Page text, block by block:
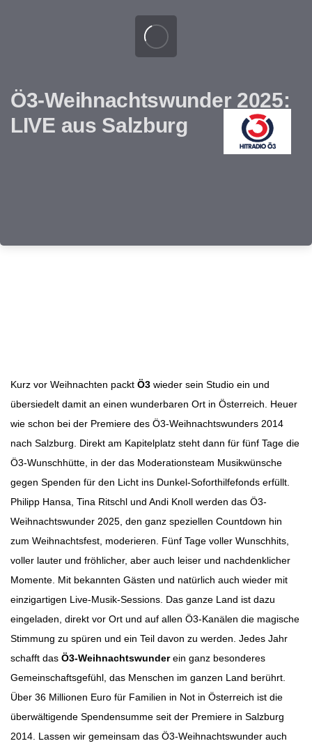
Ö3-Weihnachtswunder 2025:
LIVE aus Salzburg
Kurz vor Weihnachten packt Ö3 wieder sein Studio ein und
übersiedelt damit an einen wunderbaren Ort in Österreich. Heuer
wie schon bei der Premiere des Ö3-Weihnachtswunders 2014
nach Salzburg. Direkt am Kapitelplatz steht dann für fünf Tage die
Ö3-Wunschhütte, in der das Moderationsteam Musikwünsche
gegen Spenden für den Licht ins Dunkel-Soforthilfefonds erfüllt.
Philipp Hansa, Tina Ritschl und Andi Knoll werden das Ö3-
Weihnachtswunder 2025, den ganz speziellen Countdown hin
zum Weihnachtsfest, moderieren. Fünf Tage voller Wunschhits,
voller lauter und fröhlicher, aber auch leiser und nachdenklicher
Momente. Mit bekannten Gästen und natürlich auch wieder mit
einzigartigen Live-Musik-Sessions. Das ganze Land ist dazu
eingeladen, direkt vor Ort und auf allen Ö3-Kanälen die magische
Stimmung zu spüren und ein Teil davon zu werden. Jedes Jahr
schafft das Ö3-Weihnachtswunderein ganz besonderes
Gemeinschaftsgefühl, das Menschen im ganzen Land berührt.
Über 36 Millionen Euro für Familien in Not in Österreich ist die
überwältigende Spendensumme seit der Premiere in Salzburg
2014. Lassen wir gemeinsam das Ö3-Weihnachtswunder auch